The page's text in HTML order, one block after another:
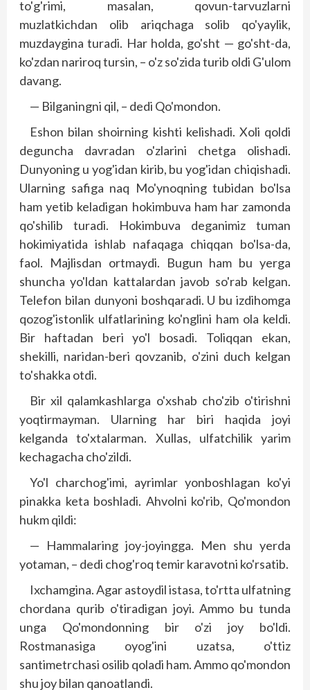
to'g'rimi, masalan, qovun-tarvuzlarni
muzlatkichdan olib ariqchaga solib qo'yaylik,
muzdaygina turadi. Har holda, go'sht — go'sht-da,
ko'zdan nariroq tursin, – o'z so'zida turib oldi G'ulom
davang.
— Bilganingni qil, – dedi Qo'mondon.
Eshon bilan shoirning kishti kelishadi. Xoli qoldi
deguncha davradan o'zlarini chetga olishadi.
Dunyoning u yog'idan kirib, bu yog'idan chiqishadi.
Ularning safiga naq Mo'ynoqning tubidan bo'lsa
ham yetib keladigan hokimbuva ham har zamonda
qo'shilib turadi. Hokimbuva deganimiz tuman
hokimiyatida ishlab nafaqaga chiqqan bo'lsa-da,
faol. Majlisdan ortmaydi. Bugun ham bu yerga
shuncha yo'ldan kattalardan javob so'rab kelgan.
Telefon bilan dunyoni boshqaradi. U bu izdihomga
qozog'istonlik ulfatlarining ko'nglini ham ola keldi.
Bir haftadan beri yo'l bosadi. Toliqqan ekan,
shekilli, naridan-beri qovzanib, o'zini duch kelgan
to'shakka otdi.
Bir xil qalamkashlarga o'xshab cho'zib o'tirishni
yoqtirmayman. Ularning har biri haqida joyi
kelganda to'xtalarman. Xullas, ulfatchilik yarim
kechagacha cho'zildi.
Yo'l charchog'imi, ayrimlar yonboshlagan ko'yi
pinakka keta boshladi. Ahvolni ko'rib, Qo'mondon
hukm qildi:
— Hammalaring joy-joyingga. Men shu yerda
yotaman, – dedi chog'roq temir karavotni ko'rsatib.
Ixchamgina. Agar astoydil istasa, to'rtta ulfatning
chordana qurib o'tiradigan joyi. Ammo bu tunda
unga Qo'mondonning bir o'zi joy bo'ldi.
Rostmanasiga oyog'ini uzatsa, o'ttiz
santimetrchasi osilib qoladi ham. Ammo qo'mondon
shu joy bilan qanoatlandi.